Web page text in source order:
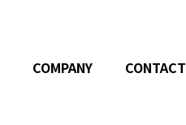
COMPANY CONTACT